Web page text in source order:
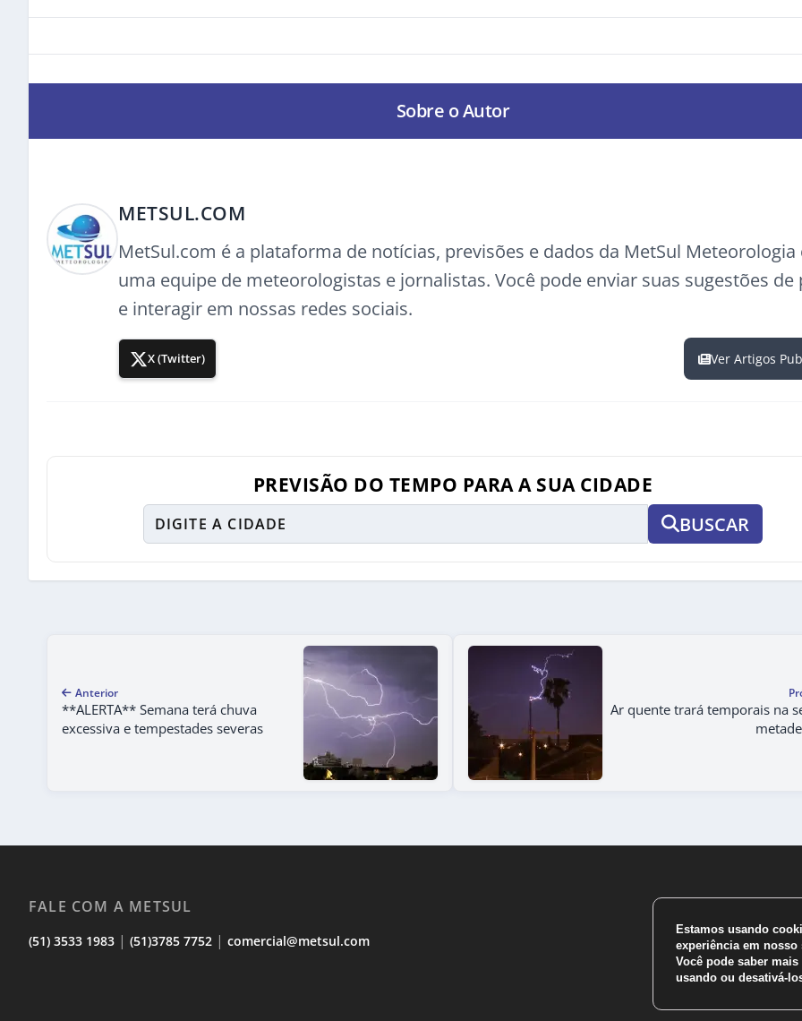
Sobre o Autor
METSUL.COM
MetSul.com é a plataforma de notícias, previsões e dados da MetSul Meteorologia
uma equipe de meteorologistas e jornalistas. Você pode enviar suas sugestões de
e interagir em nossas redes sociais.
X (Twitter) Ver Artigos
PREVISÃO DO TEMPO PARA A SUA CIDADE
BUSCAR
Anterior
**ALERTA** Semana terá chuva
excessiva e tempestades severas
Ar quente trará temporais na
FALE COM A METSUL
(51) 3533 1983 | (51)3785 7752 | comercial@metsul.com
Estamos usando
experiência em nosso
Você pode saber
usando ou desativá-